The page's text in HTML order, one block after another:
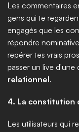
Les commentaires
gens qui te
engagés que les
répondre
repérer tes vrais
passer un live d'une
relationnel.
4. La constitution
Les utilisateurs qui